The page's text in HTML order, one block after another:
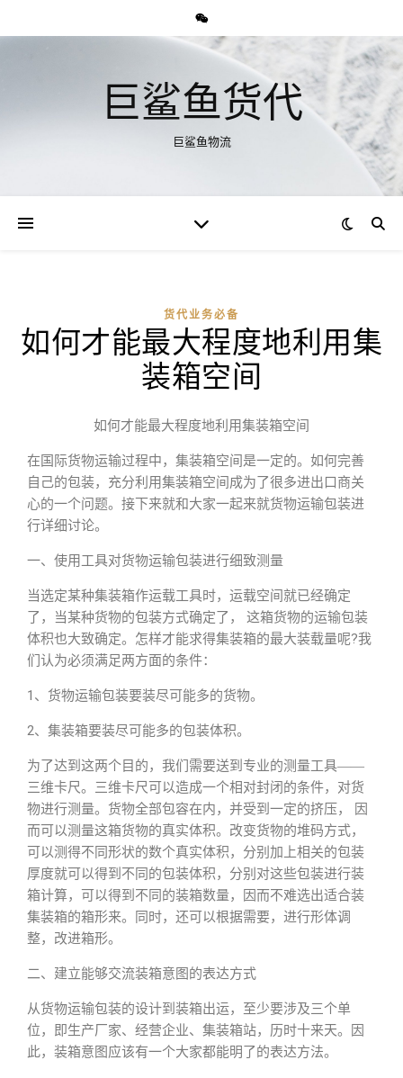
巨鲨鱼货代
巨鲨鱼物流
货代业务必备
如何才能最大程度地利用集
装箱空间
如何才能最大程度地利用集装箱空间
在国际货物运输过程中，集装箱空间是一定的。如何完善
自己的包装，充分利用集装箱空间成为了很多进出口商关
心的一个问题。接下来就和大家一起来就货物运输包装进
行详细讨论。
一、使用工具对货物运输包装进行细致测量
当选定某种集装箱作运载工具时，运载空间就已经确定
了，当某种货物的包装方式确定了， 这箱货物的运输包装
体积也大致确定。怎样才能求得集装箱的最大装载量呢?我
们认为必须满足两方面的条件：
1、货物运输包装要装尽可能多的货物。
2、集装箱要装尽可能多的包装体积。
为了达到这两个目的，我们需要送到专业的测量工具――
三维卡尺。三维卡尺可以造成一个相对封闭的条件，对货
物进行测量。货物全部包容在内，并受到一定的挤压， 因
而可以测量这箱货物的真实体积。改变货物的堆码方式，
可以测得不同形状的数个真实体积，分别加上相关的包装
厚度就可以得到不同的包装体积，分别对这些包装进行装
箱计算，可以得到不同的装箱数量，因而不难选出适合装
集装箱的箱形来。同时，还可以根据需要，进行形体调
整，改进箱形。
二、建立能够交流装箱意图的表达方式
从货物运输包装的设计到装箱出运，至少要涉及三个单
位，即生产厂家、经营企业、集装箱站，历时十来天。因
此，装箱意图应该有一个大家都能明了的表达方法。